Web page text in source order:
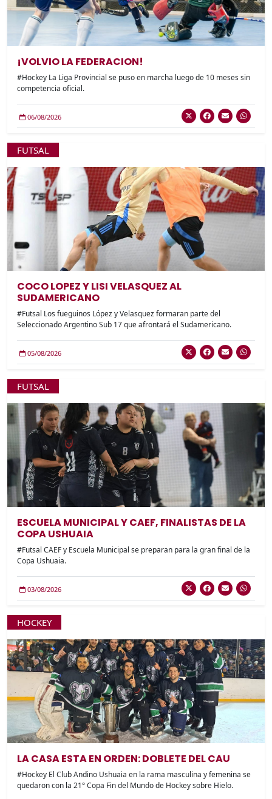
¡VOLVIO LA FEDERACION!
#Hockey La Liga Provincial se puso en marcha luego de 10 meses sin
competencia oficial.
06/08/2026
FUTSAL
COCO LOPEZ Y LISI VELASQUEZ AL
SUDAMERICANO
#Futsal Los fueguinos López y Velasquez formaran parte del
Seleccionado Argentino Sub 17 que afrontará el Sudamericano.
05/08/2026
FUTSAL
ESCUELA MUNICIPAL Y CAEF, FINALISTAS DE LA
COPA USHUAIA
#Futsal CAEF y Escuela Municipal se preparan para la gran final de la
Copa Ushuaia.
03/08/2026
HOCKEY
LA CASA ESTA EN ORDEN: DOBLETE DEL CAU
#Hockey El Club Andino Ushuaia en la rama masculina y femenina se
quedaron con la 21° Copa Fin del Mundo de Hockey sobre Hielo.